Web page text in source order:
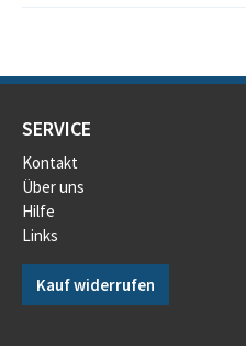
SERVICE
Kontakt
Über uns
Hilfe
Links
Kauf widerrufen